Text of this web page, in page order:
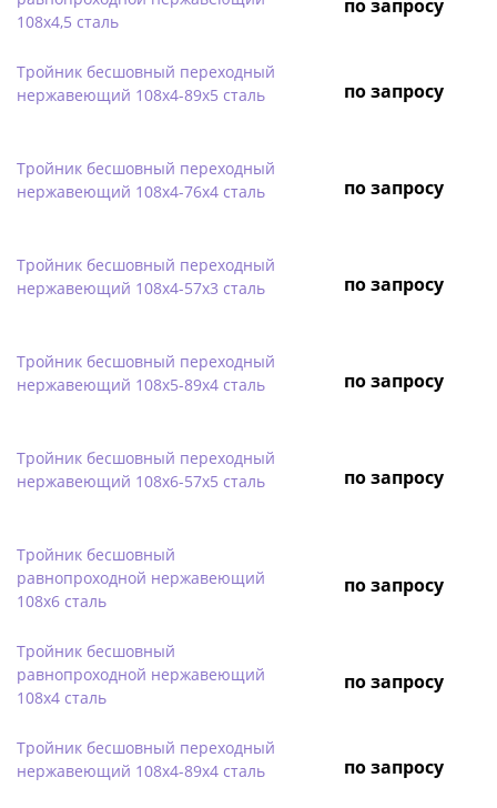
108х4,5 сталь
по запросу
Тройник бесшовный переходный
нержавеющий 108х4-89х5 сталь
по запросу
Тройник бесшовный переходный
нержавеющий 108х4-76х4 сталь
по запросу
Тройник бесшовный переходный
нержавеющий 108х4-57х3 сталь
по запросу
Тройник бесшовный переходный
нержавеющий 108х5-89х4 сталь
по запросу
Тройник бесшовный переходный
нержавеющий 108х6-57х5 сталь
по запросу
Тройник бесшовный
равнопроходной нержавеющий
108х6 сталь
по запросу
Тройник бесшовный
равнопроходной нержавеющий
108х4 сталь
по запросу
Тройник бесшовный переходный
нержавеющий 108х4-89х4 сталь
по запросу